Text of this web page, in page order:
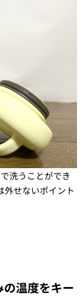
洗うことができ
外せないポイント
温度をキー